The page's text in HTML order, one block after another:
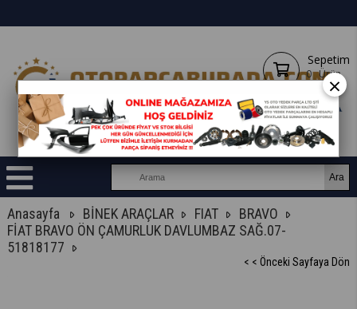
Sepetim
0 Ürün
Anasayfa BİNEK ARAÇLAR FIAT
BRAVO
FİAT BRAVO ÖN ÇAMURLUK DAVLUMBAZ SAĞ.07-
51818177
< < Önceki Sayfaya Dön
×